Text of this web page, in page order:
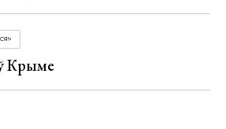
Крыме